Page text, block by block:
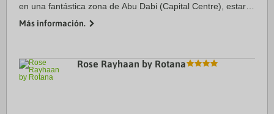
en una fantástica zona de Abu Dabi (Capital Centre), estarás
a otros 11 min de Gran ...
Más información.
Rose Rayhaan by Rotana